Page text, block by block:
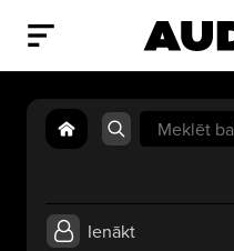
Search
for:
Ienākt